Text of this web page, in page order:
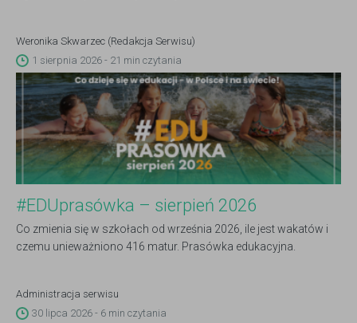
Weronika Skwarzec (Redakcja Serwisu)
1 sierpnia 2026 - 21 min czytania
#EDUprasówka – sierpień 2026
Co zmienia się w szkołach od września 2026, ile jest wakatów i
czemu unieważniono 416 matur. Prasówka edukacyjna.
Administracja serwisu
30 lipca 2026 - 6 min czytania